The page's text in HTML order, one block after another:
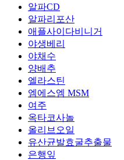
알파CD
알파리포산
애플사이다비니거
야생베리
야채수
양배추
엘라스틴
엠에스엠 MSM
여주
옥타코사놀
올리브오일
유산균발효굴추출물
은행잎